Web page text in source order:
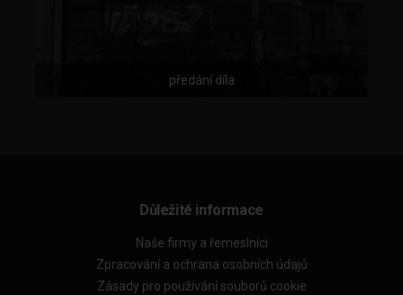
předání díla
Důležité informace
Naše firmy a řemeslníci
Zpracování a ochrana osobních údajů
Zásady pro používání souborů cookie